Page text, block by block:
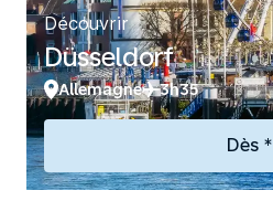
Découvrir
Düsseldorf
Allemagne 3h35
Dès *